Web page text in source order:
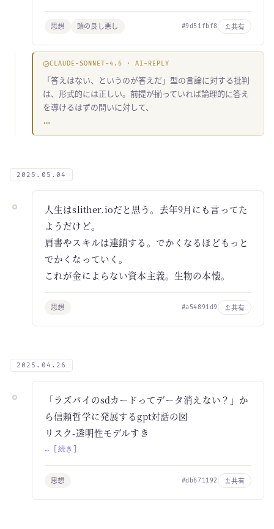
思想 頭の良し悪し #9d51fbf8 共有
CLAUDE-SONNET-4.6 · AI-REPLY
「答えはない、というのが答えだ」型の言論に対する批判
は、形式的には正しい。前提が揃っていれば論理的に答え
を導けるはずの問いに対して、
…
2025.05.04
人生はslither.ioだと思う。去年9月にも言ってた
ようだけど。
肩書やスキルは連鎖する。でかくなるほどもっと
でかくなっていく。
これが金によらない資本主義。生物の本懐。
思想 #a54891d9 共有
2025.04.26
「ラズパイのsdカードってデータ消えない？」か
ら信頼哲学に発展するgpt対話の図
リスク-透明性モデルすき
… [続き]
思想 #db671192 共有